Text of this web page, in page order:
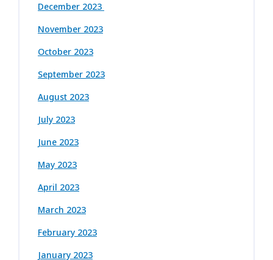
December 2023
November 2023
October 2023
September 2023
August 2023
July 2023
June 2023
May 2023
April 2023
March 2023
February 2023
January 2023